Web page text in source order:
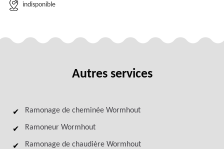
indisponible
Autres services
Ramonage de cheminée Wormhout
Ramoneur Wormhout
Ramonage de chaudière Wormhout